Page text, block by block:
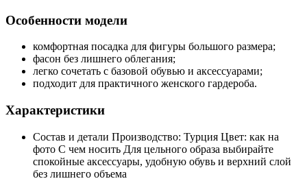
Особенности модели
комфортная посадка для фигуры большого размера;
фасон без лишнего облегания;
легко сочетать с базовой обувью и аксессуарами;
подходит для практичного женского гардероба.
Характеристики
Состав и детали Производство: Турция Цвет: как на
фото С чем носить Для цельного образа выбирайте
спокойные аксессуары, удобную обувь и верхний слой
без лишнего объема